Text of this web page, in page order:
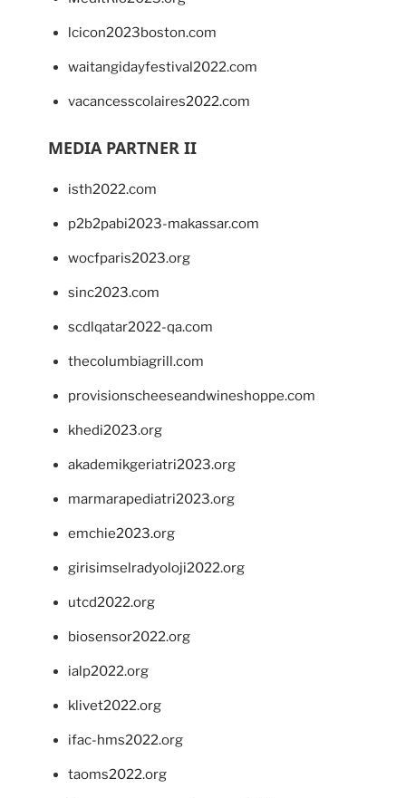
lcicon2023boston.com
waitangidayfestival2022.com
vacancesscolaires2022.com
MEDIA PARTNER II
isth2022.com
p2b2pabi2023-makassar.com
wocfparis2023.org
sinc2023.com
scdlqatar2022-qa.com
thecolumbiagrill.com
provisionscheeseandwineshoppe.com
khedi2023.org
akademikgeriatri2023.org
marmarapediatri2023.org
emchie2023.org
girisimselradyoloji2022.org
utcd2022.org
biosensor2022.org
ialp2022.org
klivet2022.org
ifac-hms2022.org
taoms2022.org